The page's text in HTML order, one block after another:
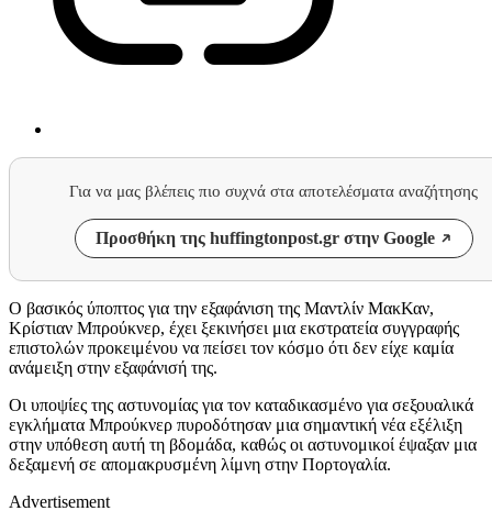
Για να μας βλέπεις πιο συχνά στα αποτελέσματα αναζήτησης
Προσθήκη της huffingtonpost.gr στην Google
Ο βασικός ύποπτος για την εξαφάνιση της Μαντλίν ΜακΚαν,
Κρίστιαν Μπρούκνερ, έχει ξεκινήσει μια εκστρατεία συγγραφής
επιστολών προκειμένου να πείσει τον κόσμο ότι δεν είχε καμία
ανάμειξη στην εξαφάνισή της.
Οι υποψίες της αστυνομίας για τον καταδικασμένο για σεξουαλικά
εγκλήματα Μπρούκνερ πυροδότησαν μια σημαντική νέα εξέλιξη
στην υπόθεση αυτή τη βδομάδα, καθώς οι αστυνομικοί έψαξαν μια
δεξαμενή σε απομακρυσμένη λίμνη στην Πορτογαλία.
Advertisement